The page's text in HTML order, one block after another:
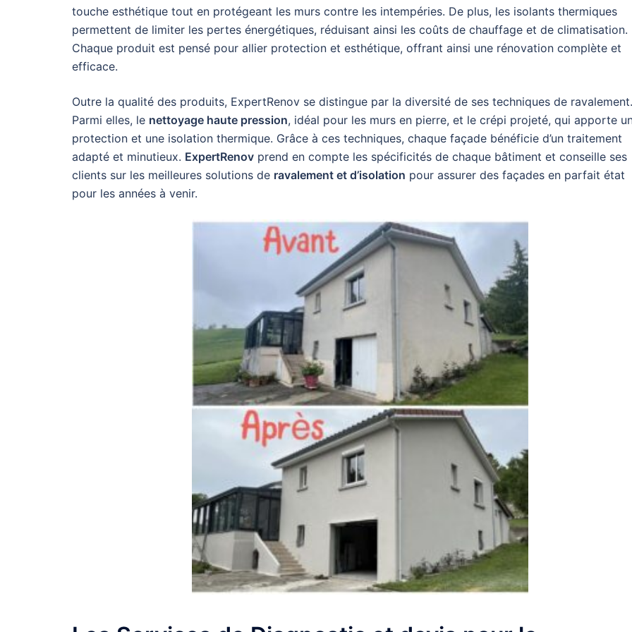
touche esthétique tout en protégeant les murs contre les intempéries. De plus, les isolants thermiques
permettent de limiter les pertes énergétiques, réduisant ainsi les coûts de chauffage et de climatisation.
Chaque produit est pensé pour allier protection et esthétique, offrant ainsi une rénovation complète et
efficace.
Outre la qualité des produits, ExpertRenov se distingue par la diversité de ses techniques de ravalement.
Parmi elles, le nettoyage haute pression, idéal pour les murs en pierre, et le crépi projeté, qui apporte
protection et une isolation thermique. Grâce à ces techniques, chaque façade bénéficie d’un traitement
adapté et minutieux. ExpertRenov prend en compte les spécificités de chaque bâtiment et conseille ses
clients sur les meilleures solutions de ravalement et d’isolation pour assurer des façades en parfait état
pour les années à venir.